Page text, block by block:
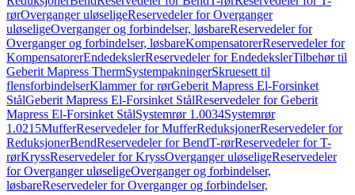
rørOverganger uløseligeReservedeler for Overganger
uløseligeOverganger og forbindelser, løsbareReservedeler for
Overganger og forbindelser, løsbareKompensatorerReservedeler for
KompensatorerEndedekslerReservedeler for EndedekslerTilbehør til
Geberit Mapress ThermSystempakningerSkruesett til
flensforbindelserKlammer for rørGeberit Mapress El-Forsinket
StålGeberit Mapress El-Forsinket StålReservedeler for Geberit
Mapress El-Forsinket StålSystemrør 1.0034Systemrør
1.0215MufferReservedeler for MufferReduksjonerReservedeler for
ReduksjonerBendReservedeler for BendT-rørReservedeler for T-
rørKryssReservedeler for KryssOverganger uløseligeReservedeler
for Overganger uløseligeOverganger og forbindelser,
løsbareReservedeler for Overganger og forbindelser,